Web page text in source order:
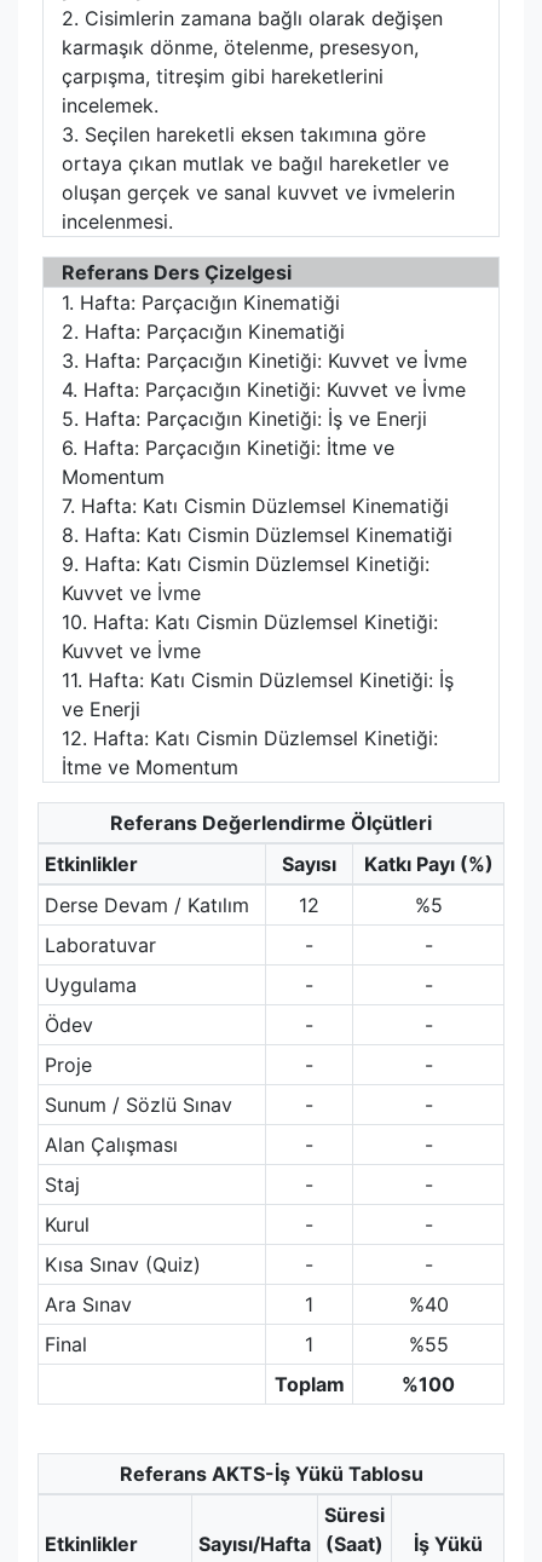
2. Cisimlerin zamana bağlı olarak değişen
karmaşık dönme, ötelenme, presesyon,
çarpışma, titreşim gibi hareketlerini
incelemek.
3. Seçilen hareketli eksen takımına göre
ortaya çıkan mutlak ve bağıl hareketler ve
oluşan gerçek ve sanal kuvvet ve ivmelerin
incelenmesi.
Referans Ders Çizelgesi
1. Hafta: Parçacığın Kinematiği
2. Hafta: Parçacığın Kinematiği
3. Hafta: Parçacığın Kinetiği: Kuvvet ve İvme
4. Hafta: Parçacığın Kinetiği: Kuvvet ve İvme
5. Hafta: Parçacığın Kinetiği: İş ve Enerji
6. Hafta: Parçacığın Kinetiği: İtme ve
Momentum
7. Hafta: Katı Cismin Düzlemsel Kinematiği
8. Hafta: Katı Cismin Düzlemsel Kinematiği
9. Hafta: Katı Cismin Düzlemsel Kinetiği:
Kuvvet ve İvme
10. Hafta: Katı Cismin Düzlemsel Kinetiği:
Kuvvet ve İvme
11. Hafta: Katı Cismin Düzlemsel Kinetiği: İş
ve Enerji
12. Hafta: Katı Cismin Düzlemsel Kinetiği:
İtme ve Momentum
Referans Değerlendirme Ölçütleri
Etkinlikler
Sayısı
Katkı Payı (%)
Derse Devam / Katılım
12
%5
Laboratuvar
-
-
Uygulama
-
-
Ödev
-
-
Proje
-
-
Sunum / Sözlü Sınav
-
-
Alan Çalışması
-
-
Staj
-
-
Kurul
-
-
Kısa Sınav (Quiz)
-
-
Ara Sınav
1
%40
Final
1
%55
Toplam
%100
Referans AKTS-İş Yükü Tablosu
Etkinlikler Sayısı/Hafta
Süresi
(Saat)
İş Yükü